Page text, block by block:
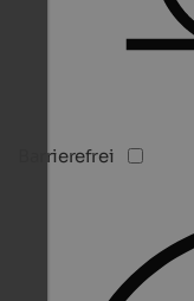
Barrierefrei